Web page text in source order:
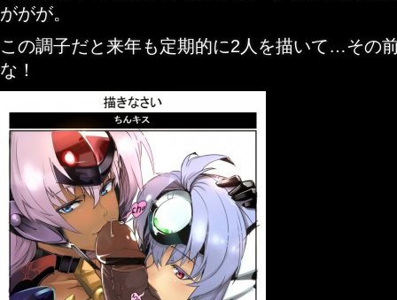
ががが。
この調子だと来年も定期的に2人を描いて…その
な！